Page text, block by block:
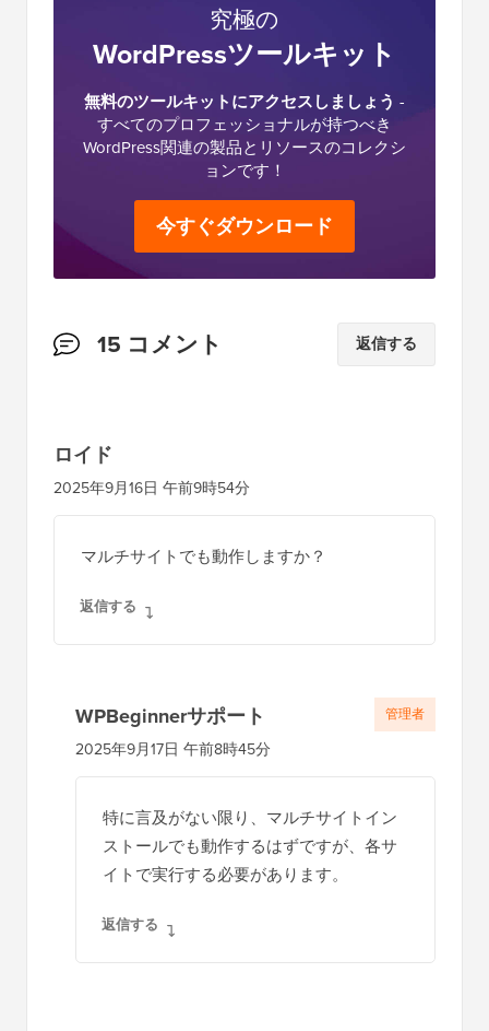
究極の
WordPressツールキット
無料のツールキットにアクセスしましょう -
すべてのプロフェッショナルが持つべき
WordPress関連の製品とリソースのコレクシ
ョンです！
今すぐダウンロード
読
の
イ
ン
シ
ン
15 コメント 返信する
ロイド
2025年9月16日 午前9時54分
マルチサイトでも動作しますか？
返信する
WPBeginnerサポート
2025年9月17日 午前8時45分
特に言及がない限り、マルチサイトイン
ストールでも動作するはずですが、各サ
イトで実行する必要があります。
返信する
管理者